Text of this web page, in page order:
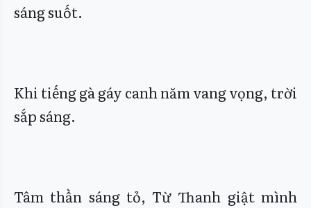
sáng suốt.
Khi tiếng gà gáy canh năm vang vọng, trời
sắp sáng.
Tâm thần sáng tỏ, Từ Thanh giật mình